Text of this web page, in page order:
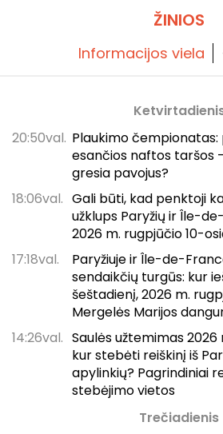
ŽINIOS
Informacijos viela
20:50val. Plaukimo čempionatas:
esančios naftos taršos
gresia pavojus?
18:06val. Gali būti, kad penktoji
užklups Paryžių ir Île-
2026 m. rugpjūčio 10-
17:18val.
Paryžiuje ir Île-de-
sendaikčių turgūs: kur
šeštadienį, 2026 m.
Mergelės Marijos
14:26val. Saulės užtemimas 2026
kur stebėti reiškinį iš
apylinkių? Pagrindiniai
stebėjimo vietos
Trečiadienis